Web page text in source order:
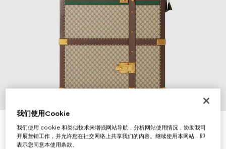
Gucci Savoy系列加大号硬体鞋箱
£83,600
我们使用Cookie
我们使用 cookie 和类似技术来增强网站导航，分析网站使用情况，协助我司
开展营销工作，并允许您在社交网络上共享我们的内容。继续使用本网站，即
表示您同意本使用条款。